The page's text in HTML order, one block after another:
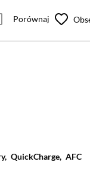
Porównaj
QuickCharge, AFC